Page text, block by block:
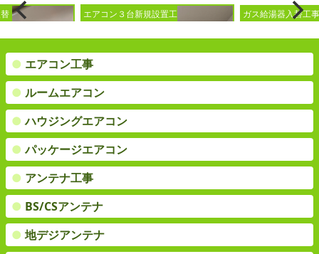
ン３台新規設置工 ガス給湯器入替工事 トイ
● エアコン工事
● ルームエアコン
●ハウジングエアコン
●パッケージエアコン
● アンテナ工事
● BS/CSアンテナ
● 地デジアンテナ